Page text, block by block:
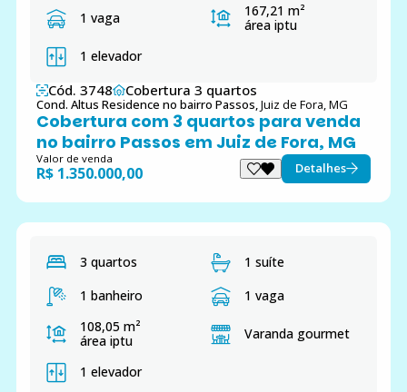
1 vaga
167,21 m²
área iptu
1 elevador
Cód. 3748 Cobertura 3 quartos
Cond. Altus Residence no bairro Passos,Juiz de Fora, MG
Cobertura com 3 quartos para venda
no bairro Passos em Juiz de Fora, MG
Valor de venda
R$ 1.350.000,00 Detalhes
3 quartos
1 suíte
1 banheiro
1 vaga
108,05 m²
área iptu
Varanda gourmet
1 elevador